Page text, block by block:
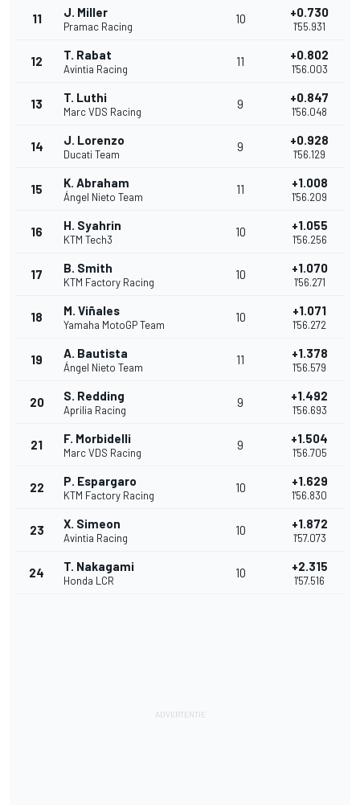
11 J. Miller
Pramac Racing
10 +0.730
1'55.931
12 T. Rabat
Avintia Racing
11 +0.802
1'56.003
13 T. Luthi
Marc VDS Racing
9 +0.847
1'56.048
14 J. Lorenzo
Ducati Team
9 +0.928
1'56.129
15 K. Abraham
Ángel Nieto Team
11 +1.008
1'56.209
16 H. Syahrin
KTM Tech3
10 +1.055
1'56.256
17 B. Smith
KTM Factory Racing
10 +1.070
1'56.271
18 M. Viñales
Yamaha MotoGP Team
10 +1.071
1'56.272
19 A. Bautista
Ángel Nieto Team
11 +1.378
1'56.579
20 S. Redding
Aprilia Racing
9 +1.492
1'56.693
21 F. Morbidelli
Marc VDS Racing
9 +1.504
1'56.705
22 P. Espargaro
KTM Factory Racing
10 +1.629
1'56.830
23 X. Simeon
Avintia Racing
10 +1.872
1'57.073
24 T. Nakagami
Honda LCR
10 +2.315
1'57.516